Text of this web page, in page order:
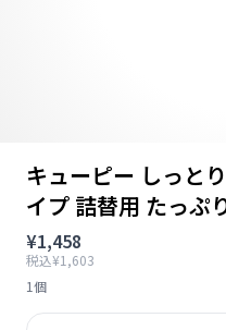
キューピー しっと
イプ 詰替用 たっぷ
¥1,458
税込¥1,603
1個